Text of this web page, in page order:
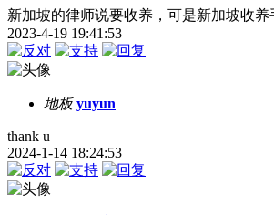
新加坡的律师说要收养，可是新加坡收养
2023-4-19 19:41:53
地板 yuyun
thank u
2024-1-14 18:24:53